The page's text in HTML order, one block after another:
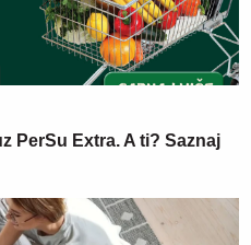
PerSu Extra. A ti? Saznaj